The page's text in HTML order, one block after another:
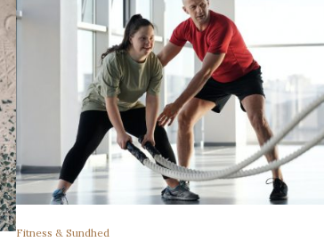
Fitness & Sundhed